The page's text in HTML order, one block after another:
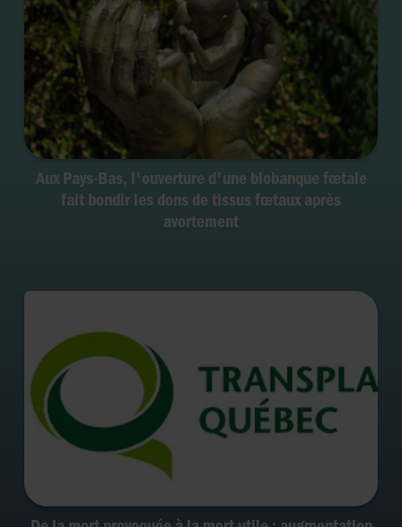
Aux Pays-Bas, l'ouverture d'une biobanque fœtale
fait bondir les dons de tissus fœtaux après
avortement